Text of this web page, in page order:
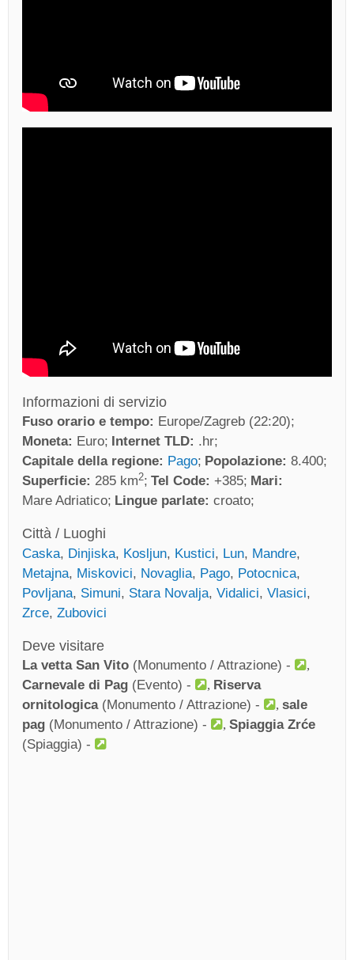
Informazioni di servizio
Fuso orario e tempo: Europe/Zagreb (22:20)
Moneta: Euro Internet TLD: .hr
Capitale della regione: Pago Popolazione: 8.400
Superficie: 285 km2 Tel Code: +385 Mari:
Mare Adriatico Lingue parlate: croato
Città / Luoghi
Caska, Dinjiska, Kosljun, Kustici, Lun, Mandre,
Metajna, Miskovici, Novaglia, Pago, Potocnica,
Povljana, Simuni, Stara Novalja, Vidalici, Vlasici,
Zrce, Zubovici
Deve visitare
La vetta San Vito (Monumento / Attrazione) -
Carnevale di Pag (Evento) -
Riserva
ornitologica(Monumento / Attrazione) -
sale
pag (Monumento / Attrazione) -
Spiaggia Zrće
(Spiaggia) -